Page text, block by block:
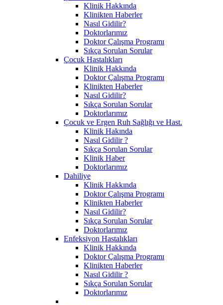
Klinik Hakkında
Klinikten Haberler
Nasıl Gidilir?
Doktorlarımız
Doktor Çalışma Programı
Sıkça Sorulan Sorular
Çocuk Hastalıkları
Klinik Hakkında
Doktor Çalışma Programı
Klinikten Haberler
Nasıl Gidilir?
Sıkça Sorulan Sorular
Doktorlarımız
Çocuk ve Ergen Ruh Sağlığı ve Hast.
Klinik Hakında
Nasıl Gidilir ?
Sıkça Sorulan Sorular
Klinik Haber
Doktorlarımız
Dahiliye
Klinik Hakkında
Doktor Çalışma Programı
Klinikten Haberler
Nasıl Gidilir?
Sıkça Sorulan Sorular
Doktorlarımız
Enfeksiyon Hastalıkları
Klinik Hakkında
Doktor Çalışma Programı
Klinikten Haberler
Nasıl Gidilir ?
Sıkça Sorulan Sorular
Doktorlarımız